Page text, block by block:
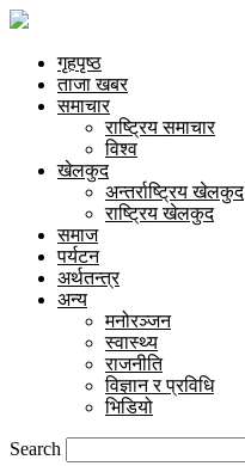
गृहपृष्ठ
ताजा खबर
समाचार
राष्ट्रिय समाचार
विश्व
खेलकुद
अन्तर्राष्ट्रिय खेलकुद
राष्ट्रिय खेलकुद
समाज
पर्यटन
अर्थतन्त्र
अन्य
मनोरञ्जन
स्वास्थ्य
राजनीति
विज्ञान र प्रविधि
भिडियो
Search